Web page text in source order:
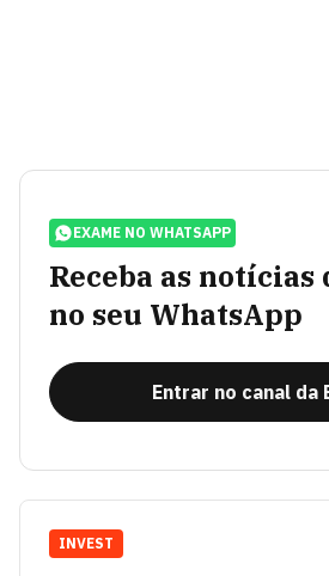
EXAME NO WHATSAPP
Receba as notícias
no seu WhatsApp
Entrar no canal da
INVEST